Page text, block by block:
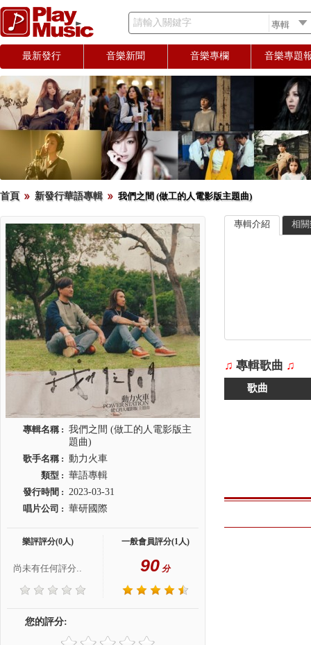
請輸入關鍵字
最新發行 音樂新聞 音樂專欄 音樂專題
首頁 新發行華語專輯 我們之間 (做工的人電影版主題曲)
專輯名稱 : 我們之間 (做工的人電影版主
題曲)
歌手名稱 : 動力火車
類型 : 華語專輯
發行時間 : 2023-03-31
唱片公司 : 華研國際
樂評評分(0人)
尚未有任何評分..
一般會員評分(1人)
90 分
您的評分:
專輯介紹 相
♫ 專輯歌曲 ♫
歌曲